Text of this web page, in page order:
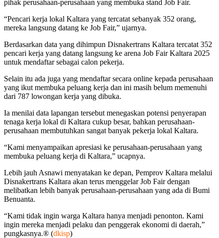
pihak perusahaan-perusahaan yang membuka stand Job Fair.
“Pencari kerja lokal Kaltara yang tercatat sebanyak 352 orang,
mereka langsung datang ke Job Fair,” ujarnya.
Berdasarkan data yang dihimpun Disnakertrans Kaltara tercatat 352
pencari kerja yang datang langsung ke arena Job Fair Kaltara 2025
untuk mendaftar sebagai calon pekerja.
Selain itu ada juga yang mendaftar secara online kepada perusahaan
yang ikut membuka peluang kerja dan ini masih belum memenuhi
dari 787 lowongan kerja yang dibuka.
Ia menilai data lapangan tersebut menegaskan potensi penyerapan
tenaga kerja lokal di Kaltara cukup besar, bahkan perusahaan-
perusahaan membutuhkan sangat banyak pekerja lokal Kaltara.
“Kami menyampaikan apresiasi ke perusahaan-perusahaan yang
membuka peluang kerja di Kaltara,” ucapnya.
Lebih jauh Asnawi menyatakan ke depan, Pemprov Kaltara melalui
Disnakertrans Kaltara akan terus menggelar Job Fair dengan
melibatkan lebih banyak perusahaan-perusahaan yang ada di Bumi
Benuanta.
“Kami tidak ingin warga Kaltara hanya menjadi penonton. Kami
ingin mereka menjadi pelaku dan penggerak ekonomi di daerah,”
pungkasnya.® (dkisp)